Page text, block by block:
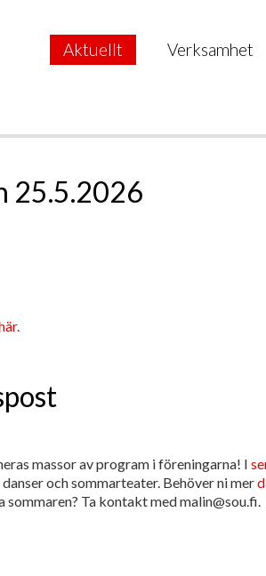
Aktuellt Verksamhet
25.5.2026
massor av program i föreningarna! I
och sommarteater. Behöver ni mer
sommaren? Ta kontakt med malin@sou.fi.